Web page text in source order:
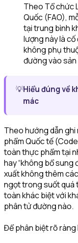
Theo Tổ chức
Quốc (FAO),
tại trung bình
lượng này là
không phụ
đường vào
💡Hiểu đúng về
mác
Theo hướng dẫn
phẩm Quốc tế
toàn thực phẩm tại
hay “không bổ sung
xuất không thêm
ngọt trong suốt quá
toàn khác biệt với
phân tử đường nào.
Để phân biệt rõ ràng